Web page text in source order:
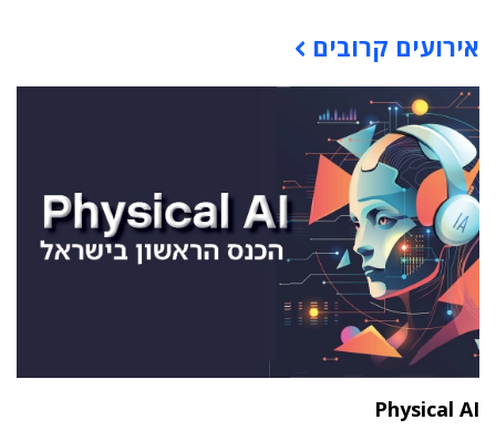
אירועים קרובים
Physical AI